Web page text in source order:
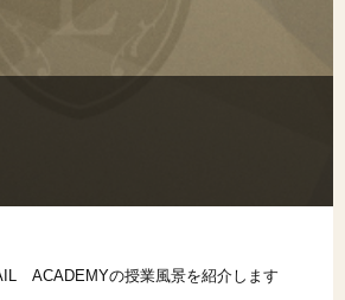
ACADEMYの授業風景を紹介します